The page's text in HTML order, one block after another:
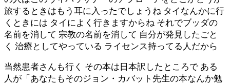
旅するときはもう耳に入ったでしょうね タイなんかに行
くときには タイによく行きますからね それでブッダの
名前を消して 宗教の名前を消して 自分が発見したごと
く 治療としてやっている ライセンス持ってる人だから
当然患者さんも行く その本は日本訳したところで ある
人が「あなたもそのジョン・カバット先生の本なんか勉